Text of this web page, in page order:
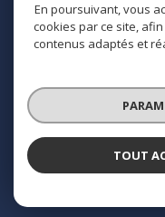
Cookies
© 2026 | Tous droits
Réalisé par
En poursuivant, vous
cookies par ce site,
contenus adaptés et
TOUT